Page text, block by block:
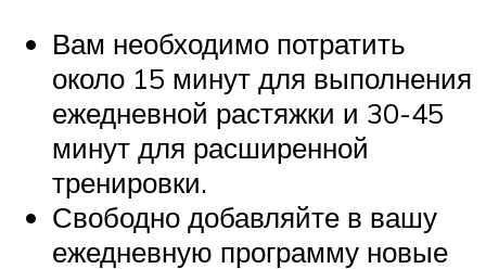
Вам необходимо потратить
около 15 минут для выполнения
ежедневной растяжки и 30-45
минут для расширенной
тренировки.
Свободно добавляйте в вашу
ежедневную программу новые